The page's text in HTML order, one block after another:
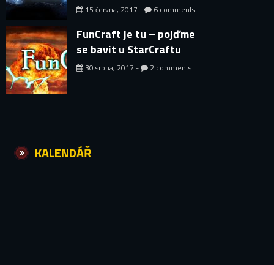
15 června, 2017 - 6 comments
FunCraft je tu – pojďme
se bavit u StarCraftu
30 srpna, 2017 - 2 comments
KALENDÁŘ